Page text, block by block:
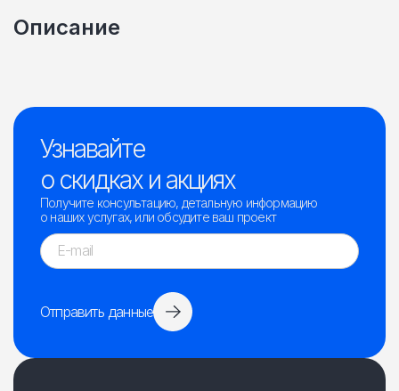
Описание
Узнавайте
о скидках и акциях
Получите консультацию, детальную информацию
о наших услугах, или обсудите ваш проект
Отправить данные